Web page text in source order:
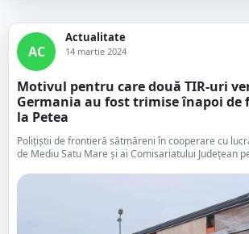
AC
Actualitate
14 martie 2024
Motivul pentru care două TIR-uri
Germania au fost trimise înapoi
la Petea
Poliţiştii de frontieră sătmăreni în cooperare cu
de Mediu Satu Mare și ai Comisariatului Județean